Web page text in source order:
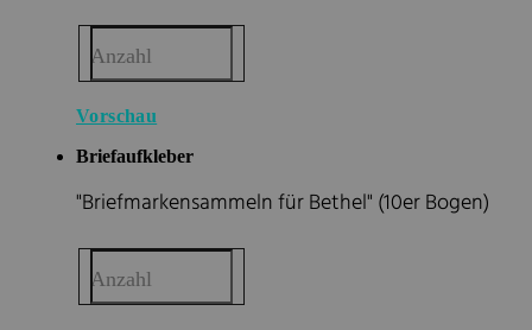
Anzahl
Vorschau
Briefaufkleber
"Briefmarkensammeln für Bethel" (10er Bogen)
Anzahl